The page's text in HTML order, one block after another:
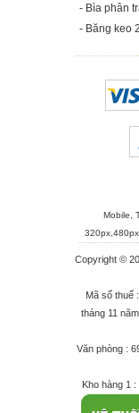
- Bìa phân
- Băng keo
Mobile,
Copyright ©
Mã số thuế
tháng 11
Văn phòng :
Kho hàng 1